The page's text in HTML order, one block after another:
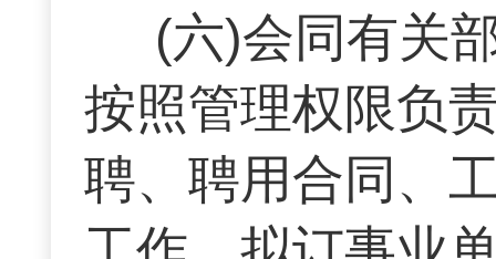
(六)会同有关
按照管理权限负
聘、聘用合同、